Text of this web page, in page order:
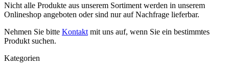
Nicht alle Produkte aus unserem Sortiment werden in unserem
Onlineshop angeboten oder sind nur auf Nachfrage lieferbar.
Nehmen Sie bitte Kontakt mit uns auf, wenn Sie ein bestimmtes
Produkt suchen.
Kategorien